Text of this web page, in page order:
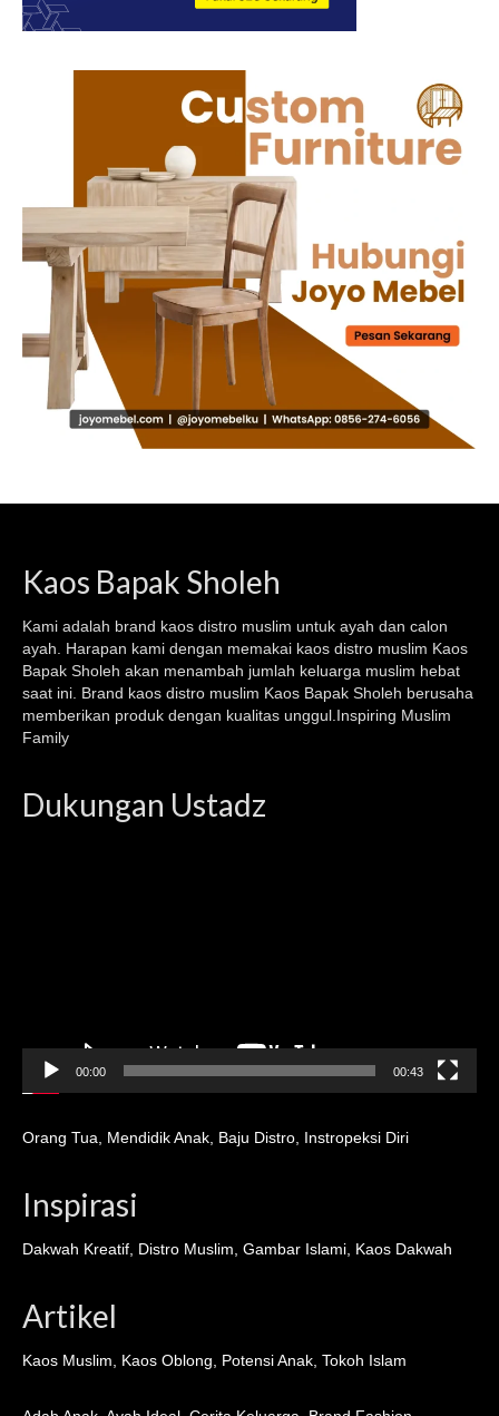
Kaos Bapak Sholeh
Kami adalah brand kaos distro muslim untuk ayah dan calon
ayah. Harapan kami dengan memakai kaos distro muslim Kaos
Bapak Sholeh akan menambah jumlah keluarga muslim hebat
saat ini. Brand kaos distro muslim Kaos Bapak Sholeh berusaha
memberikan produk dengan kualitas unggul.Inspiring Muslim
Family
Dukungan Ustadz
00:00 00:43
Orang Tua, Mendidik Anak, Baju Distro, Instropeksi Diri
Inspirasi
Dakwah Kreatif, Distro Muslim, Gambar Islami, Kaos Dakwah
Artikel
Kaos Muslim, Kaos Oblong, Potensi Anak, Tokoh Islam